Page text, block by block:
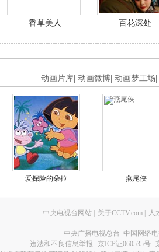
香草美人 百花深处
动画片库 动画微博 动画梦工场
爱探险的朵拉 燕尾侠
中央电视台网站 关于CCTV.com 人
中央广播电视总台 中国网络
违法和不良信息举报
京ICP证060535号